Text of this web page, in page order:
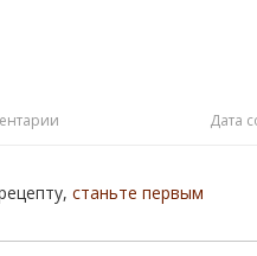
Дата
станьте первым